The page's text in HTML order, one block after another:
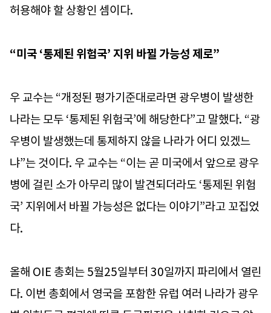
허용해야 할 상황인 셈이다.
“미국 ‘통제된 위험국’ 지위 바뀔 가능성 제로”
우 교수는 “개정된 평가기준대로라면 광우병이 발생한
나라는 모두 ‘통제된 위험국’에 해당한다”고 말했다. “광
우병이 발생했는데 통제하지 않을 나라가 어디 있겠느
냐”는 것이다. 우 교수는 “이는 곧 미국에서 앞으로 광우
병에 걸린 소가 아무리 많이 발견되더라도 ‘통제된 위험
국’ 지위에서 바뀔 가능성은 없다는 이야기”라고 꼬집었
다.
올해 OIE 총회는 5월25일부터 30일까지 파리에서 열린
다. 이번 총회에서 영국을 포함한 유럽 여러 나라가 광우